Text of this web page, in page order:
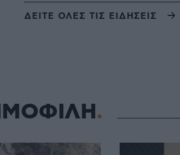
ΔΕΙΤΕ ΟΛΕΣ ΤΙΣ ΕΙΔΗΣΕΙΣ